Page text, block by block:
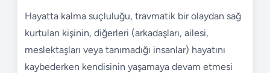
Hayatta kalma suçluluğu, travmatik bir olaydan sağ
kurtulan kişinin, diğerleri (arkadaşları, ailesi,
meslektaşları veya tanımadığı insanlar) hayatını
kaybederken kendisinin yaşamaya devam etmesi